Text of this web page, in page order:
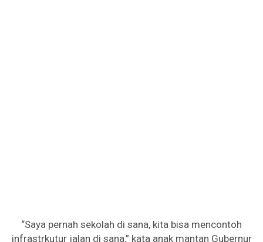
“Saya pernah sekolah di sana, kita bisa mencontoh
infrastrkutur jalan di sana,” kata anak mantan Gubernur